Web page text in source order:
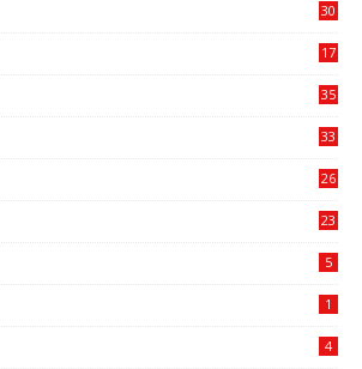
30
17
35
33
26
23
5
1
4